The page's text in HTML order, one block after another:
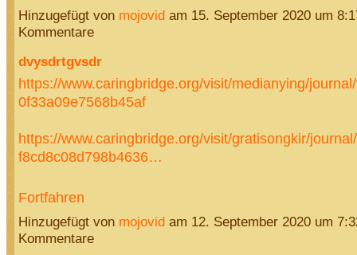
Hinzugefügt von mojovidam 15. September 2020 um
Kommentare
dvysdrtgvsdr
https://www.caringbridge.org/visit/medianying/
0f33a09e7568b45af
https://www.caringbridge.org/visit/gratisongkir/
f8cd8c08d798b4636…
Fortfahren
Hinzugefügt von mojovid am 12. September 2020 um
Kommentare